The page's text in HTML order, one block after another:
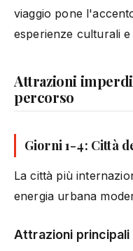
viaggio pone
esperienze culturali
Attrazioni
percorso
Giorni 1-4: Città
La città più
energia urbana
Attrazioni principali